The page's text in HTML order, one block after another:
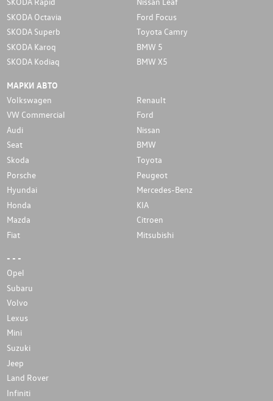
SKODA Octavia
SKODA Superb
SKODA Karoq
SKODA Kodiaq
Ford Focus
Toyota Camry
BMW 5
BMW X5
МАРКИ АВТО
Volkswagen
Renault
VW Commercial
Ford
Audi
Nissan
Seat
BMW
Skoda
Toyota
Porsche
Peugeot
Hyundai
Mercedes-Benz
Honda
KIA
Mazda
Citroen
Fiat
Mitsubishi
- - -
Opel
Subaru
Volvo
Lexus
Mini
Suzuki
Jeep
Land Rover
Infiniti